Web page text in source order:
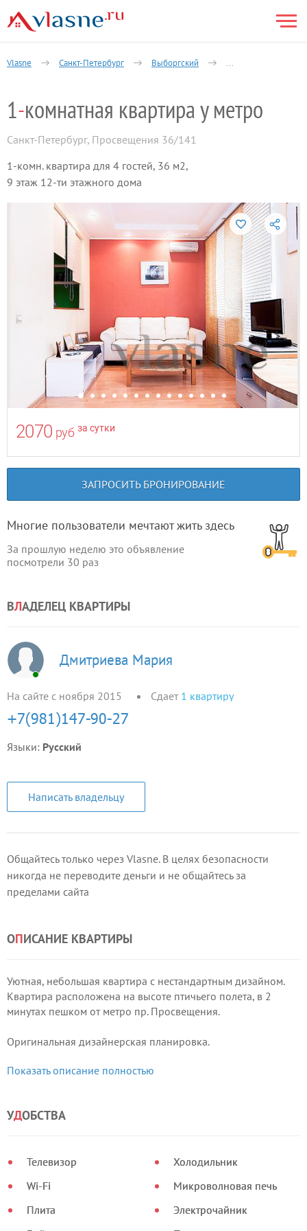
Vlasne Санкт-Петербург Выборгский Шувалово-Озерки
1-комнатная квартира у метро
Санкт-Петербург, Просвещения 36/141
1-комн. квартира для 4 гостей, 36 м2,
9 этаж 12-ти этажного дома
2070 руб за сутки
ЗАПРОСИТЬ БРОНИРОВАНИЕ
Многие пользователи мечтают жить здесь
За прошлую неделю это объявление
посмотрели 30 раз
ВЛАДЕЛЕЦ КВАРТИРЫ
Дмитриева Мария
На сайте с ноября 2015 Сдает 1 квартиру
Языки: Русский
Написать владельцу
Общайтесь только через Vlasne. В целях безопасности
никогда не переводите деньги и не общайтесь за
пределами сайта
ОПИСАНИЕ КВАРТИРЫ
Уютная, небольшая квартира с нестандартным дизайном.
Квартира расположена на высоте птичьего полета, в 2
минутах пешком от метро пр. Просвещения.
Оригинальная дизайнерская планировка.
двуспальным диваном и небольшая отдельная спальня с
Показать описание полностью
УДОБСТВА
Телевизор
Wi-Fi
Плита
Холодильник
Микроволновая печь
Электрочайник